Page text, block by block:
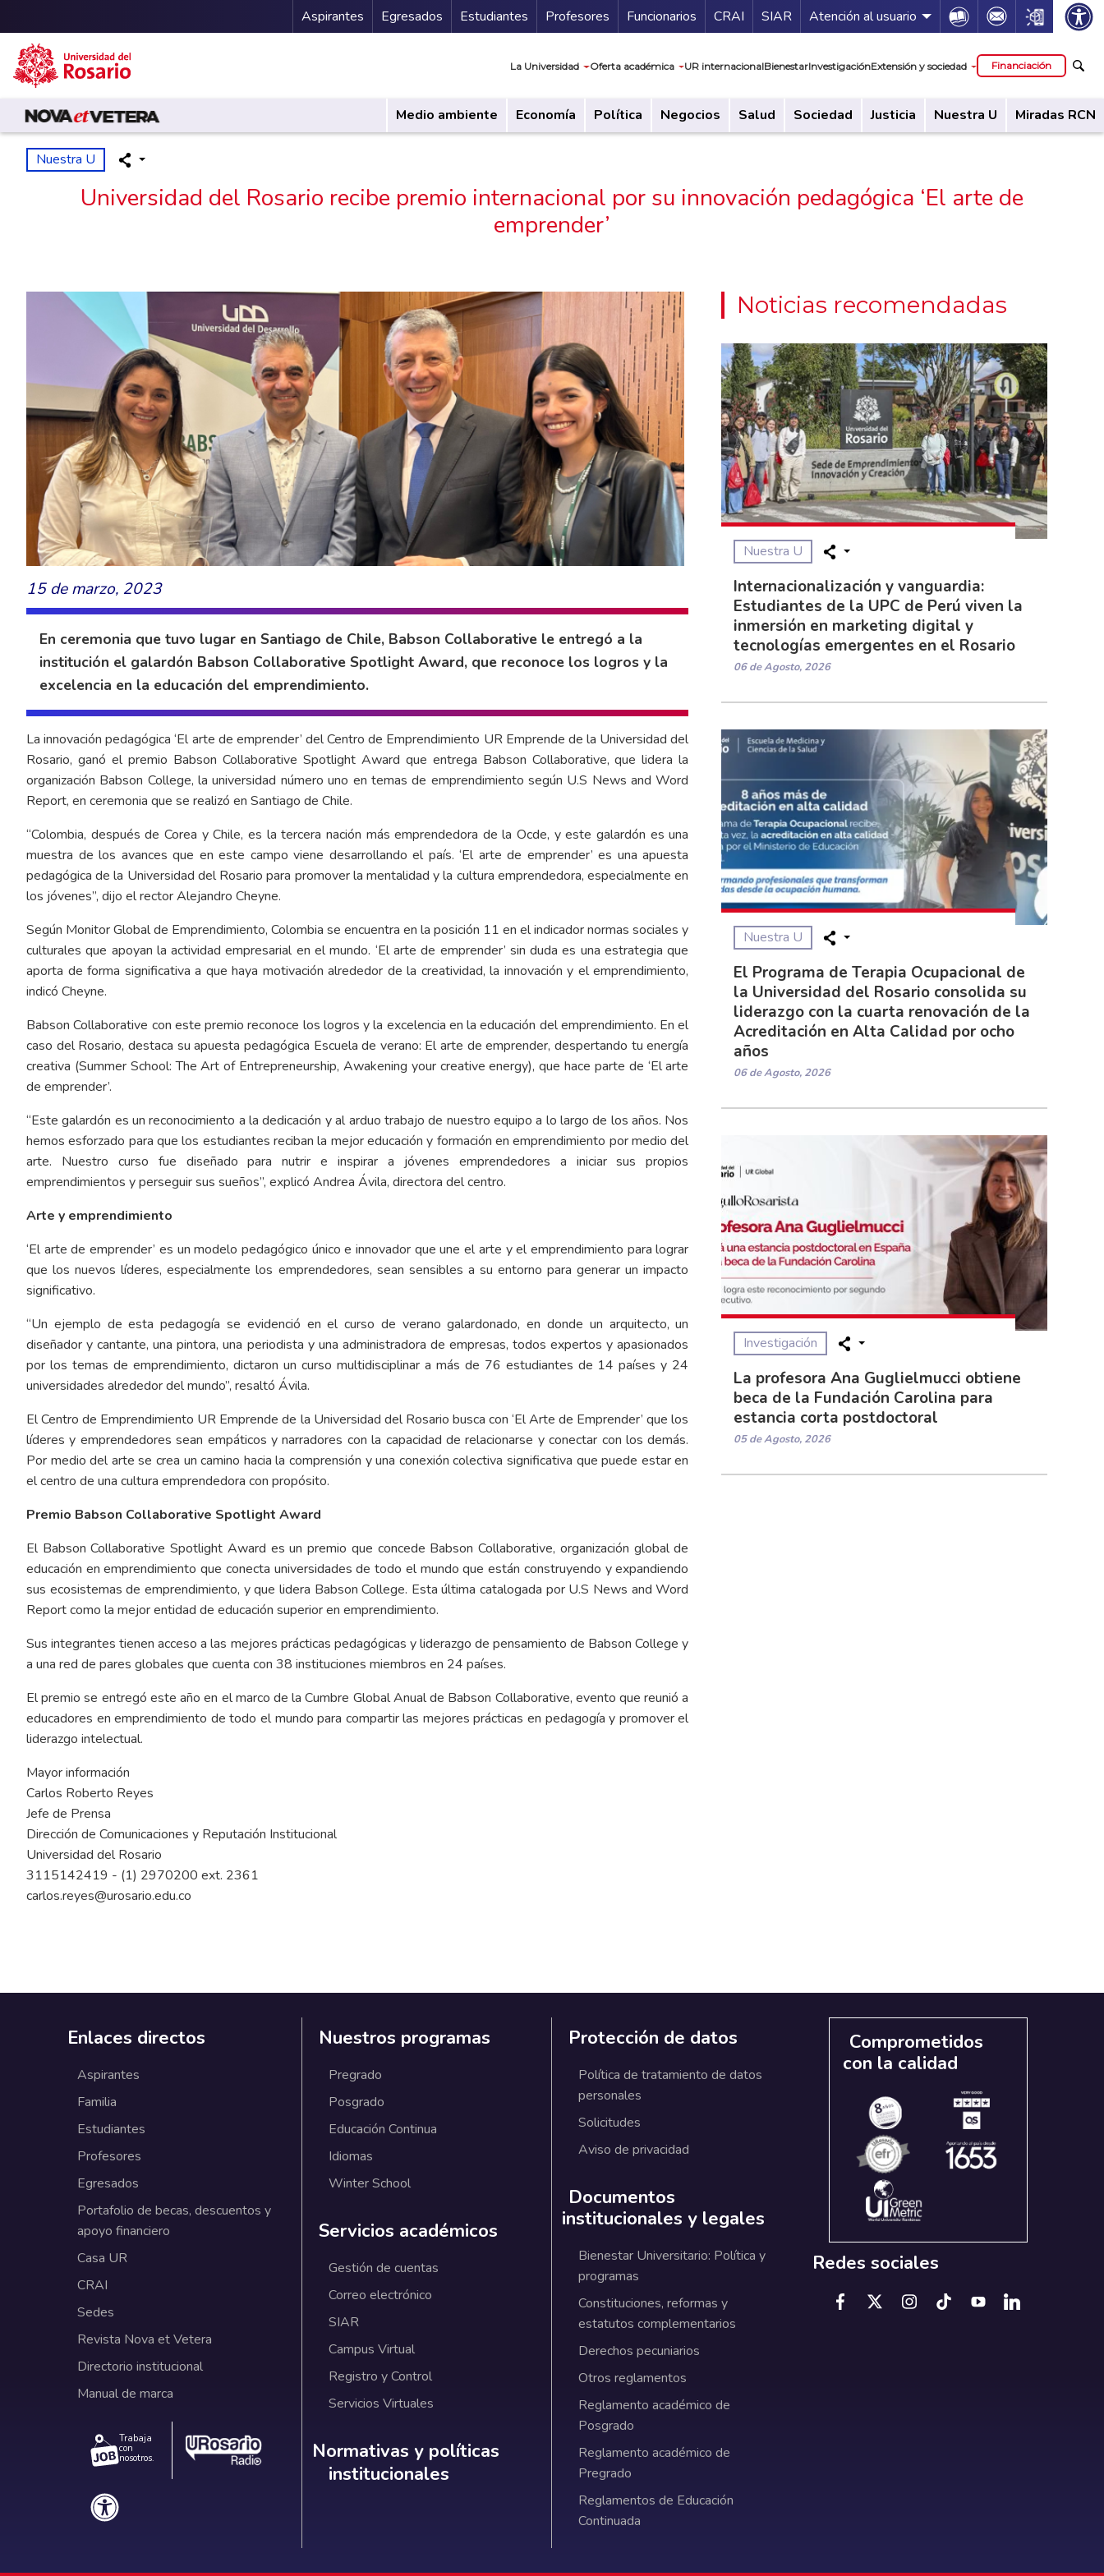
Pasar al contenido principal
Menu Secundario
Aspirantes Egresados Estudiantes Profesores Funcionarios Guía de servicios
CRAI SIAR Atención al usuario Icon Icon Icon
La Universidad Oferta académica UR internacionalBienestarInvestigaciónExtensión y sociedad Financiación
Medio ambiente Economía Política Negocios Salud Sociedad Justicia Nuestra U Miradas RCN
Nuestra U
Universidad del Rosario recibe premio internacional por su innovación pedagógica ‘El arte de
emprender’
15 de marzo, 2023
En ceremonia que tuvo lugar en Santiago de Chile, Babson Collaborative le entregó a la
institución el galardón Babson Collaborative Spotlight Award, que reconoce los logros y la
excelencia en la educación del emprendimiento.
La innovación pedagógica ‘El arte de emprender’ del Centro de Emprendimiento UR Emprende de la Universidad del
Rosario, ganó el premio Babson Collaborative Spotlight Award que entrega Babson Collaborative, que lidera la
organización Babson College, la universidad número uno en temas de emprendimiento según U.S News and Word
Report, en ceremonia que se realizó en Santiago de Chile.
“Colombia, después de Corea y Chile, es la tercera nación más emprendedora de la Ocde, y este galardón es una
muestra de los avances que en este campo viene desarrollando el país. ‘El arte de emprender’ es una apuesta
pedagógica de la Universidad del Rosario para promover la mentalidad y la cultura emprendedora, especialmente en
los jóvenes”, dijo el rector Alejandro Cheyne.
Según Monitor Global de Emprendimiento, Colombia se encuentra en la posición 11 en el indicador normas sociales y
culturales que apoyan la actividad empresarial en el mundo. ‘El arte de emprender’ sin duda es una estrategia que
aporta de forma significativa a que haya motivación alrededor de la creatividad, la innovación y el emprendimiento,
indicó Cheyne.
Babson Collaborative con este premio reconoce los logros y la excelencia en la educación del emprendimiento. En el
caso del Rosario, destaca su apuesta pedagógica Escuela de verano: El arte de emprender, despertando tu energía
creativa (Summer School: The Art of Entrepreneurship, Awakening your creative energy), que hace parte de ‘El arte
de emprender’.
“Este galardón es un reconocimiento a la dedicación y al arduo trabajo de nuestro equipo a lo largo de los años. Nos
hemos esforzado para que los estudiantes reciban la mejor educación y formación en emprendimiento por medio del
arte. Nuestro curso fue diseñado para nutrir e inspirar a jóvenes emprendedores a iniciar sus propios
emprendimientos y perseguir sus sueños”, explicó Andrea Ávila, directora del centro.
Arte y emprendimiento
‘El arte de emprender’ es un modelo pedagógico único e innovador que une el arte y el emprendimiento para lograr
que los nuevos líderes, especialmente los emprendedores, sean sensibles a su entorno para generar un impacto
significativo.
“Un ejemplo de esta pedagogía se evidenció en el curso de verano galardonado, en donde un arquitecto, un
diseñador y cantante, una pintora, una periodista y una administradora de empresas, todos expertos y apasionados
por los temas de emprendimiento, dictaron un curso multidisciplinar a más de 76 estudiantes de 14 países y 24
universidades alrededor del mundo”, resaltó Ávila.
El Centro de Emprendimiento UR Emprende de la Universidad del Rosario busca con ‘El Arte de Emprender’ que los
líderes y emprendedores sean empáticos y narradores con la capacidad de relacionarse y conectar con los demás.
Por medio del arte se crea un camino hacia la comprensión y una conexión colectiva significativa que puede estar en
el centro de una cultura emprendedora con propósito.
Premio Babson Collaborative Spotlight Award
El Babson Collaborative Spotlight Award es un premio que concede Babson Collaborative, organización global de
educación en emprendimiento que conecta universidades de todo el mundo que están construyendo y expandiendo
sus ecosistemas de emprendimiento, y que lidera Babson College. Esta última catalogada por U.S News and Word
Report como la mejor entidad de educación superior en emprendimiento.
Sus integrantes tienen acceso a las mejores prácticas pedagógicas y liderazgo de pensamiento de Babson College y
a una red de pares globales que cuenta con 38 instituciones miembros en 24 países.
El premio se entregó este año en el marco de la Cumbre Global Anual de Babson Collaborative, evento que reunió a
educadores en emprendimiento de todo el mundo para compartir las mejores prácticas en pedagogía y promover el
liderazgo intelectual.
Mayor información
Carlos Roberto Reyes
Jefe de Prensa
Dirección de Comunicaciones y Reputación Institucional
Universidad del Rosario
3115142419 - (1) 2970200 ext. 2361
carlos.reyes@urosario.edu.co
Noticias recomendadas
Nuestra U
Internacionalización y vanguardia:
Estudiantes de la UPC de Perú viven la
inmersión en marketing digital y
tecnologías emergentes en el Rosario
06 de Agosto, 2026
Nuestra U
El Programa de Terapia Ocupacional de
la Universidad del Rosario consolida su
liderazgo con la cuarta renovación de la
Acreditación en Alta Calidad por ocho
años
06 de Agosto, 2026
Investigación
La profesora Ana Guglielmucci obtiene
beca de la Fundación Carolina para
estancia corta postdoctoral
05 de Agosto, 2026
Enlaces directos
Aspirantes
Familia
Estudiantes
Profesores
Egresados
Portafolio de becas, descuentos y
apoyo financiero
Casa UR
CRAI
Sedes
Revista Nova et Vetera
Directorio institucional
Manual de marca
Trabaja
con
nosotros.
Nuestros programas
Pregrado
Posgrado
Educación Continua
Idiomas
Winter School
Servicios académicos
Gestión de cuentas
Correo electrónico
SIAR
Campus Virtual
Registro y Control
Servicios Virtuales
Normativas y políticas institucionales
Normativas y políticas
institucionales
Protección de datos
Política de tratamiento de datos
personales
Solicitudes
Aviso de privacidad
Documentos
institucionales y legales
Bienestar Universitario: Política y
programas
Constituciones, reformas y
estatutos complementarios
Derechos pecuniarios
Otros reglamentos
Reglamento académico de
Posgrado
Reglamento académico de
Pregrado
Reglamentos de Educación
Continuada
Comprometidos
con la calidad
Redes sociales